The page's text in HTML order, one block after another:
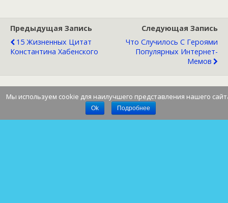
Предыдущая Запись
15 Жизненных Цитат
Константина Хабенского
Следующая Запись
Что Случилось С Героями
Популярных Интернет-
Мемов
Мы используем cookie для наилучшего представления нашего
Ok Подробнее
Наверх